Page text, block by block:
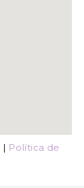
| Política de